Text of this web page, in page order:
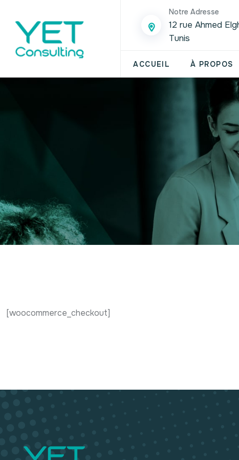
Notre Adresse
12 rue Ahmed
Tunis
ACCUEIL À PROPOS
[woocommerce_checkout]